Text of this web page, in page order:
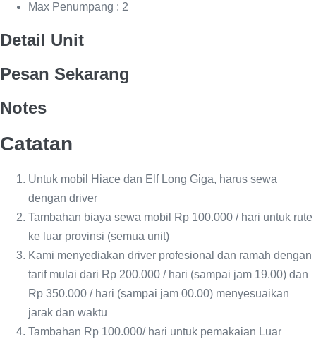
Max Penumpang : 2
Detail Unit
Pesan Sekarang
Notes
Catatan
Untuk mobil Hiace dan Elf Long Giga, harus sewa
dengan driver
Tambahan biaya sewa mobil Rp 100.000 / hari untuk rute
ke luar provinsi (semua unit)
Kami menyediakan driver profesional dan ramah dengan
tarif mulai dari Rp 200.000 / hari (sampai jam 19.00) dan
Rp 350.000 / hari (sampai jam 00.00) menyesuaikan
jarak dan waktu
Tambahan Rp 100.000/ hari untuk pemakaian Luar